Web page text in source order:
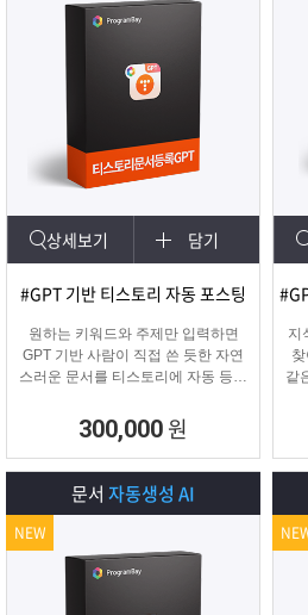
상세보기 담기
#GPT 기반 티스토리 자동 포스팅
원하는 키워드와 주제만 입력하면
GPT 기반 사람이 직접 쓴 듯한 자연
스러운 문서를 티스토리에 자동 등록
티스토리 육성용, 콘텐츠 마케터, 업
체 홍보에 적합한 마케팅 프로그램
입니다.
300,000 원
지
같
문서 자동생성 AI
NEW